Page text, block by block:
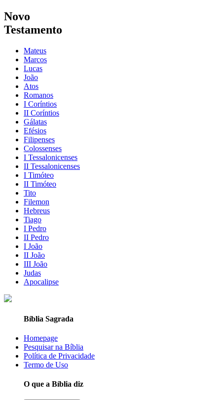
Novo
Testamento
Mateus
Marcos
Lucas
João
Atos
Romanos
I Coríntios
II Coríntios
Gálatas
Efésios
Filipenses
Colossenses
I Tessalonicenses
II Tessalonicenses
I Timóteo
II Timóteo
Tito
Filemon
Hebreus
Tiago
I Pedro
II Pedro
I João
II João
III João
Judas
Apocalipse
Bíblia Sagrada
Homepage
Pesquisar na Bíblia
Política de Privacidade
Termo de Uso
O que a Bíblia diz